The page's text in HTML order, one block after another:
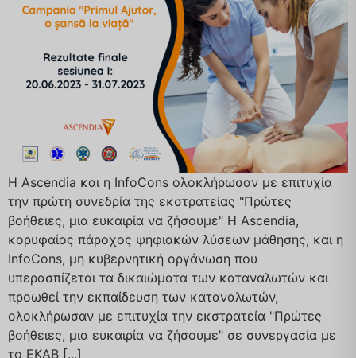
Η Ascendia και η InfoCons ολοκλήρωσαν με επιτυχία
την πρώτη συνεδρία της εκστρατείας "Πρώτες
βοήθειες, μια ευκαιρία να ζήσουμε" Η Ascendia,
κορυφαίος πάροχος ψηφιακών λύσεων μάθησης, και η
InfoCons, μη κυβερνητική οργάνωση που
υπερασπίζεται τα δικαιώματα των καταναλωτών και
προωθεί την εκπαίδευση των καταναλωτών,
ολοκλήρωσαν με επιτυχία την εκστρατεία "Πρώτες
βοήθειες, μια ευκαιρία να ζήσουμε" σε συνεργασία με
το ΕΚΑΒ [...]